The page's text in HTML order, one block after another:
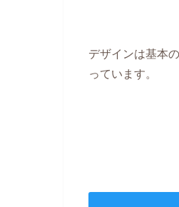
デザインは基本
っています。